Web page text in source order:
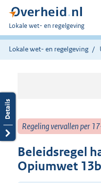
U
bent
hier:
Lokale wet- en regelgeving
Lokale wet- en regelgeving
Regeling vervallen per
Beleidsregel
Opiumwet